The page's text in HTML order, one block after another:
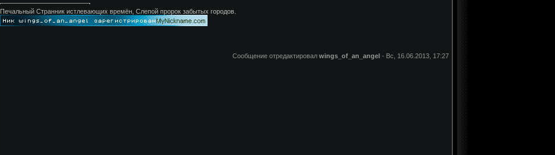
Печальный Странник истлевающих времён, Слепой пророк забытых городов.
Сообщение отредактировал wings_of_an_angel - Вс, 16.06.2013, 17:27